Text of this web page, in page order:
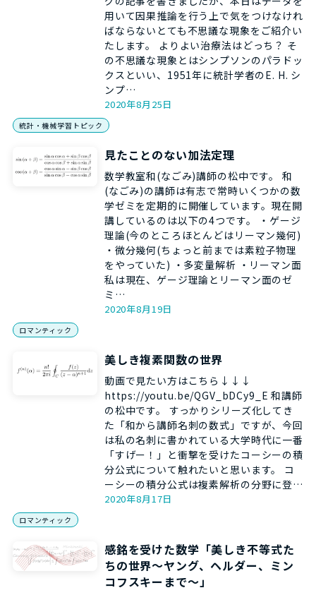
用いて因果推論を行う上で気をつけなけれ
ばならないとても不思議な現象をご紹介い
たします。 よりよい治療法はどっち？ そ
の不思議な現象とはシンプソンのパラドッ
クスといい、1951年に統計学者のE. H. シ
ンプ…
2020年8月25日
統計・機械学習トピック
見たことのない加法定理
数学教室和(なごみ)講師の松中です。 和
(なごみ)の講師は有志で常時いくつかの数
学ゼミを定期的に開催しています。現在開
講しているのは以下の4つです。 ・ゲージ
理論(今のところほとんどはリーマン幾何)
・微分幾何(ちょっと前までは素粒子物理
をやっていた) ・多変量解析 ・リーマン面
私は現在、ゲージ理論とリーマン面のゼ
ミ…
2020年8月19日
ロマンティック
美しき複素関数の世界
動画で見たい方はこちら↓↓↓
https://youtu.be/QGV_bDCy9_E 和講師
の松中です。 すっかりシリーズ化してき
た「和から講師名刺の数式」ですが、今回
は私の名刺に書かれている大学時代に一番
「すげー！」と衝撃を受けたコーシーの積
分公式について触れたいと思います。 コ
ーシーの積分公式は複素解析の分野に登…
2020年8月17日
ロマンティック
感銘を受けた数学「美しき不等式た
ちの世界～ヤング、ヘルダー、ミン
コフスキーまで～」